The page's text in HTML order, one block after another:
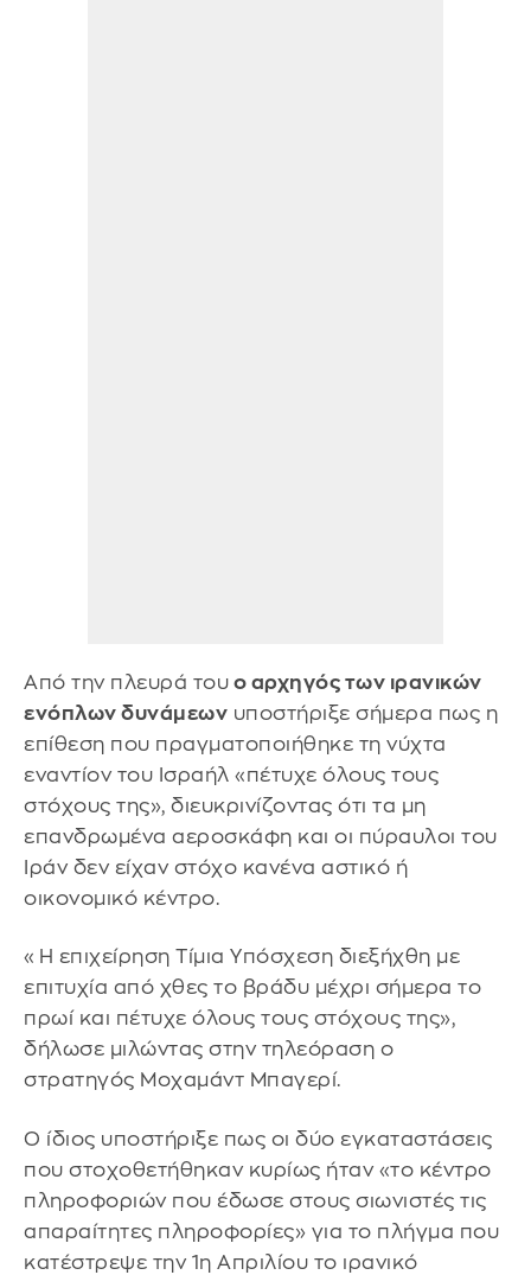
Από την πλευρά του ο αρχηγός των ιρανικών
ενόπλων δυνάμεων υποστήριξε σήμερα πως η
επίθεση που πραγματοποιήθηκε τη νύχτα
εναντίον του Ισραήλ «πέτυχε όλους τους
στόχους της», διευκρινίζοντας ότι τα μη
επανδρωμένα αεροσκάφη και οι πύραυλοι του
Ιράν δεν είχαν στόχο κανένα αστικό ή
οικονομικό κέντρο.
«Η επιχείρηση Τίμια Υπόσχεση διεξήχθη με
επιτυχία από χθες το βράδυ μέχρι σήμερα το
πρωί και πέτυχε όλους τους στόχους της»,
δήλωσε μιλώντας στην τηλεόραση ο
στρατηγός Μοχαμάντ Μπαγερί.
Ο ίδιος υποστήριξε πως οι δύο εγκαταστάσεις
που στοχοθετήθηκαν κυρίως ήταν «το κέντρο
πληροφοριών που έδωσε στους σιωνιστές τις
απαραίτητες πληροφορίες» για το πλήγμα που
κατέστρεψε την 1η Απριλίου το ιρανικό